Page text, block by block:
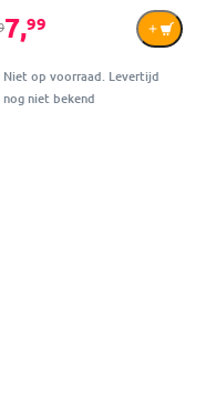
7,99
Niet op voorraad. Levertijd
nog niet bekend